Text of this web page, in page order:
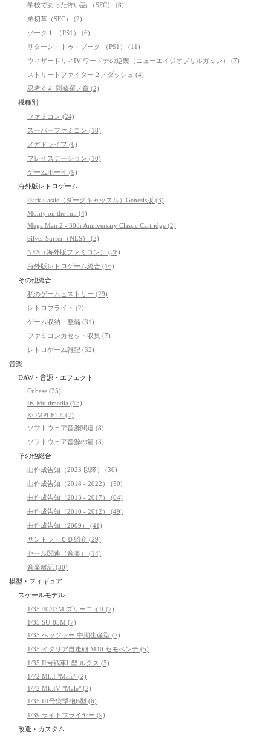
学校であった怖い話 （SFC） (8)
弟切草（SFC） (2)
ゾーク１ （PS1） (6)
リターン・トゥ・ゾーク （PS1） (11)
ウィザードリィIV ワードナの逆襲（ニューエイジオブリルガミン） (7)
ストリートファイター２／ダッシュ (4)
忍者くん 阿修羅ノ章 (2)
機種別
ファミコン (24)
スーパーファミコン (18)
メガドライブ (6)
プレイステーション (10)
ゲームボーイ (9)
海外版レトロゲーム
Dark Castle（ダークキャッスル）Genesis版 (3)
Monty on the run (4)
Mega Man 2 - 30th Anniversary Classic Cartridge (2)
Silver Surfer（NES） (2)
NES（海外版ファミコン） (28)
海外版レトロゲーム総合 (16)
その他総合
私のゲームヒストリー (29)
レトロブライト (2)
ゲーム収納・整備 (31)
ファミコンカセット収集 (7)
レトロゲーム雑記 (32)
音楽
DAW・音源・エフェクト
Cubase (25)
IK Multimedia (15)
KOMPLETE (7)
ソフトウェア音源関連 (8)
ソフトウェア音源の箱 (3)
その他総合
曲作成告知（2023 以降） (30)
曲作成告知（2018 - 2022） (50)
曲作成告知（2013 - 2017） (64)
曲作成告知（2010 - 2012） (49)
曲作成告知（2009） (41)
サントラ・ＣＤ紹介 (29)
セール関連（音楽） (14)
音楽雑記 (30)
模型・フィギュア
スケールモデル
1/35 40/43M ズリーニィII (7)
1/35 SU-85M (7)
1/35 ヘッツァー 中期生産型 (7)
1/35 イタリア自走砲 M40 セモベンテ (5)
1/35 II号戦車L型 ルクス (5)
1/72 Mk.I "Male" (2)
1/72 Mk.IV "Male" (2)
1/35 III号突撃砲B型 (6)
1/39 ライトフライヤー (9)
改造・カスタム